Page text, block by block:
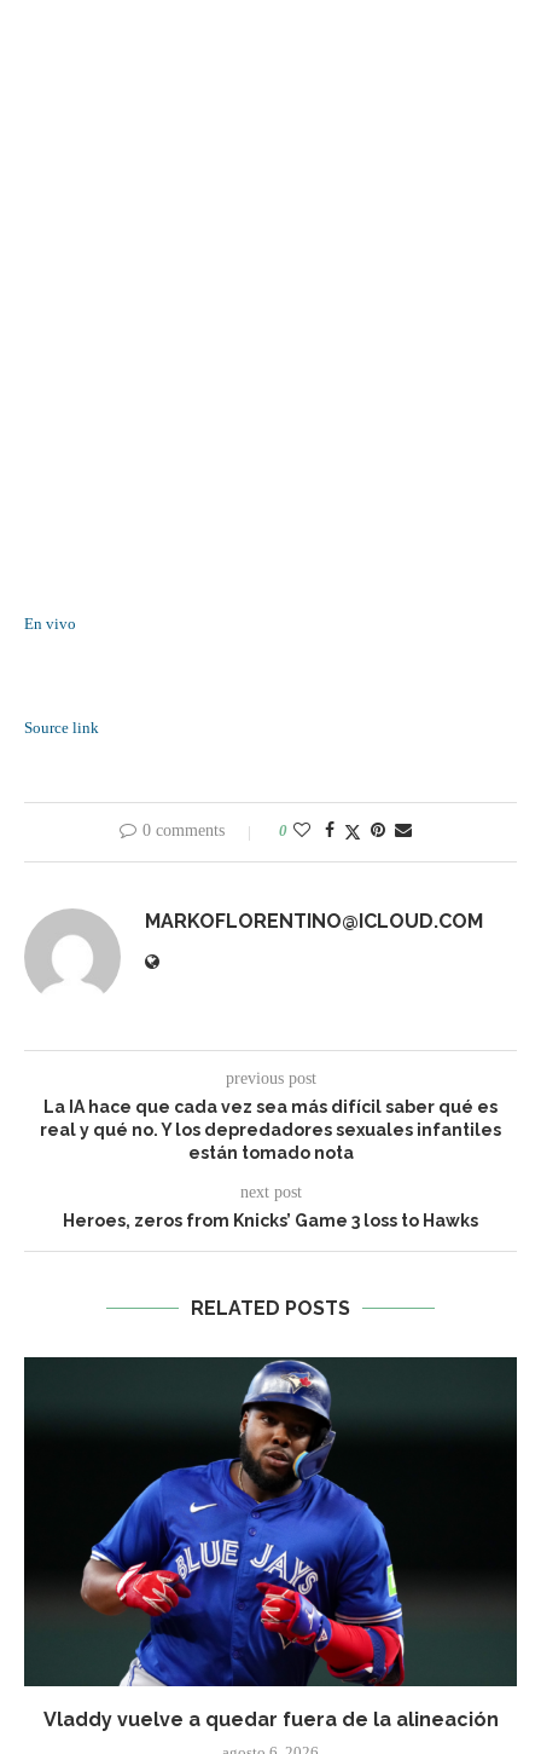
En vivo
Source link
0 comments 0
MARKOFLORENTINO@ICLOUD.COM
previous post
La IA hace que cada vez sea más difícil saber qué es
real y qué no. Y los depredadores sexuales infantiles
están tomado nota
next post
Heroes, zeros from Knicks’ Game 3 loss to Hawks
RELATED POSTS
Vladdy vuelve a quedar fuera de la alineación